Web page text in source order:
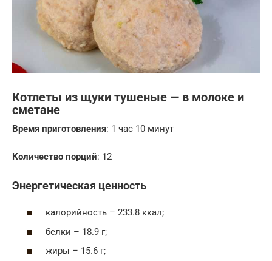
Котлеты из щуки тушеные — в молоке и
сметане
Время приготовления: 1 час 10 минут
Количество порций: 12
Энергетическая ценность
калорийность – 233.8 ккал;
белки – 18.9 г;
жиры – 15.6 г;